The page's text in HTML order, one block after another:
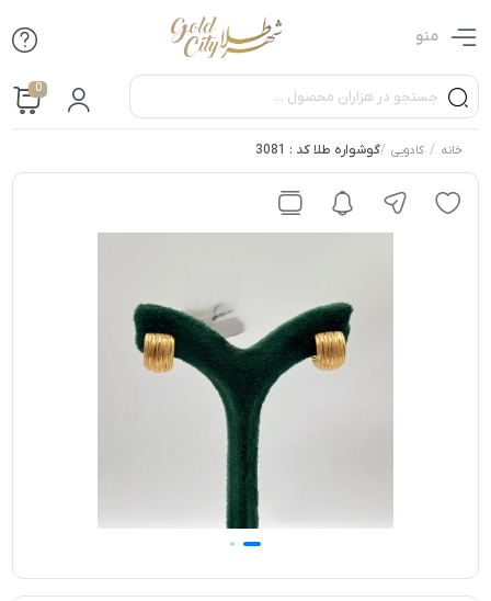
منو
0
خانه / کادویی /گوشواره طلا کد : 3081